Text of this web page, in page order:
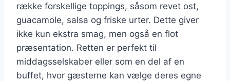
række forskellige toppings, såsom revet ost,
guacamole, salsa og friske urter. Dette giver
ikke kun ekstra smag, men også en flot
præsentation. Retten er perfekt til
middagsselskaber eller som en del af en
buffet, hvor gæsterne kan vælge deres egne